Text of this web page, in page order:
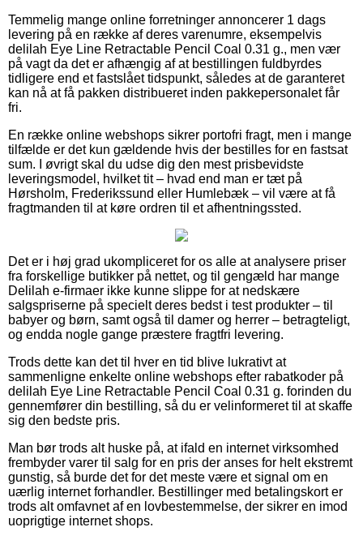
Temmelig mange online forretninger annoncerer 1 dags
levering på en række af deres varenumre, eksempelvis
delilah Eye Line Retractable Pencil Coal 0.31 g., men vær
på vagt da det er afhængig af at bestillingen fuldbyrdes
tidligere end et fastslået tidspunkt, således at de garanteret
kan nå at få pakken distribueret inden pakkepersonalet får
fri.
En række online webshops sikrer portofri fragt, men i mange
tilfælde er det kun gældende hvis der bestilles for en fastsat
sum. I øvrigt skal du udse dig den mest prisbevidste
leveringsmodel, hvilket tit – hvad end man er tæt på
Hørsholm, Frederikssund eller Humlebæk – vil være at få
fragtmanden til at køre ordren til et afhentningssted.
Det er i høj grad ukompliceret for os alle at analysere priser
fra forskellige butikker på nettet, og til gengæld har mange
Delilah e-firmaer ikke kunne slippe for at nedskære
salgspriserne på specielt deres bedst i test produkter – til
babyer og børn, samt også til damer og herrer – betragteligt,
og endda nogle gange præstere fragtfri levering.
Trods dette kan det til hver en tid blive lukrativt at
sammenligne enkelte online webshops efter rabatkoder på
delilah Eye Line Retractable Pencil Coal 0.31 g. forinden du
gennemfører din bestilling, så du er velinformeret til at skaffe
sig den bedste pris.
Man bør trods alt huske på, at ifald en internet virksomhed
frembyder varer til salg for en pris der anses for helt ekstremt
gunstig, så burde det for det meste være et signal om en
uærlig internet forhandler. Bestillinger med betalingskort er
trods alt omfavnet af en lovbestemmelse, der sikrer en imod
uoprigtige internet shops.